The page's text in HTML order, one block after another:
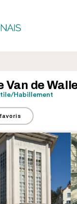
Van de
Habillement